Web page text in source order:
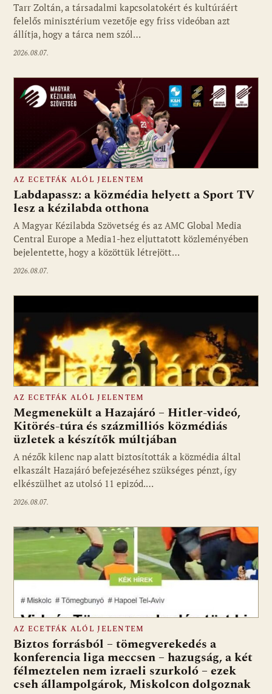
Tarr Zoltán, a társadalmi kapcsolatokért és kultúráért
felelős minisztérium vezetője egy friss videóban azt
állítja, hogy a tárca nem szól…
2026.08.07.
Fotó: media1.hu
AZ ECETFÁK ALÓL JELENTEM
Labdapassz: a közmédia helyett a Sport TV
lesz a kézilabda otthona
A Magyar Kézilabda Szövetség és az AMC Global Media
Central Europe a Media1-hez eljuttatott közleményében
bejelentette, hogy a közöttük létrejött…
2026.08.07.
Fotó: media1.hu
AZ ECETFÁK ALÓL JELENTEM
Megmenekült a Hazajáró – Hitler-videó,
Kitörés-túra és százmilliós közmédiás
üzletek a készítők múltjában
A nézők kilenc nap alatt biztosították a közmédia által
elkaszált Hazajáró befejezéséhez szükséges pénzt, így
elkészülhet az utolsó 11 epizód.…
2026.08.07.
AZ ECETFÁK ALÓL JELENTEM
Biztos forrásból – tömegverekedés a
konferencia liga meccsen – hazugság, a két
félmeztelen nem izraeli szurkoló – ezek
cseh állampolgárok, Miskolcon dolgoznak